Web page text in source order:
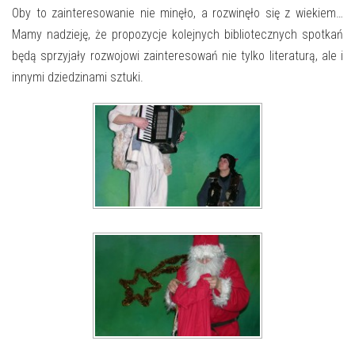
Oby to zainteresowanie nie minęło, a rozwinęło się z wiekiem…
Mamy nadzieję, że propozycje kolejnych bibliotecznych spotkań
będą sprzyjały rozwojowi zainteresowań nie tylko literaturą, ale i
innymi dziedzinami sztuki.